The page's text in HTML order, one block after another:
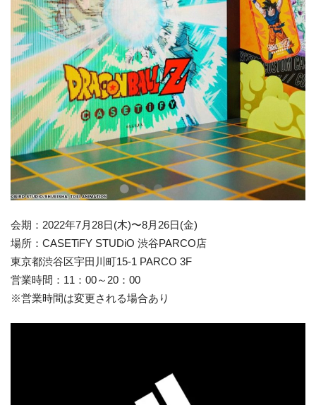
会期：2022年7月28日(木)〜8月26日(金)
場所：CASETiFY STUDiO 渋谷PARCO店
東京都渋谷区宇田川町15-1 PARCO 3F
営業時間：11：00～20：00
※営業時間は変更される場合あり